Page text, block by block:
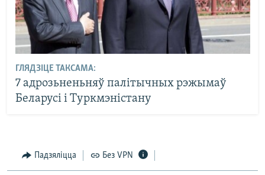
ГЛЯДЗІЦЕ ТАКСАМА:
7 адрозьненьняў палітычных рэжымаў
Беларусі і Туркмэністану
Падзяліцца Без VPN